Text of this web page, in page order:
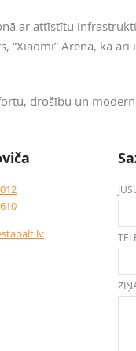
ar attīstītu
“Xiaomi” Arēna, kā
drošību un